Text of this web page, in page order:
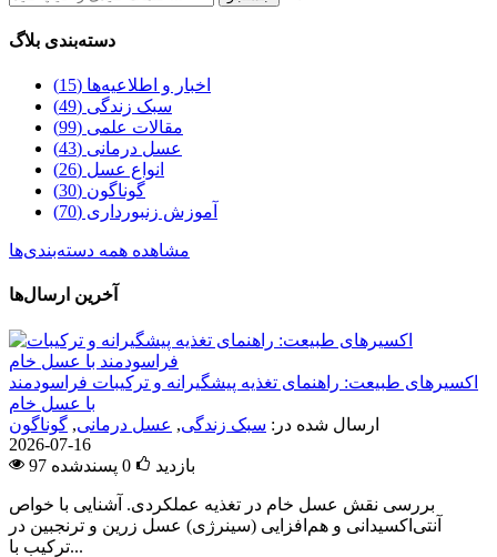
دسته‌بندی بلاگ
اخبار و اطلاعیه‌ها (15)
سبک زندگی (49)
مقالات علمی (99)
عسل درمانی (43)
انواع عسل (26)
گوناگون (30)
آموزش زنبورداری (70)
مشاهده همه دسته‌بندی‌ها
آخرین ارسال‌ها
اکسیرهای طبیعت: راهنمای تغذیه پیشگیرانه و ترکیبات فراسودمند
با عسل خام
ارسال شده در: سبک زندگی, عسل درمانی, گوناگون
2026-07-16
97 بازدید
0 پسندشده
بررسی نقش عسل خام در تغذیه عملکردی. آشنایی با خواص
آنتی‌اکسیدانی و هم‌افزایی (سینرژی) عسل زرین و ترنجبین در
ترکیب با...